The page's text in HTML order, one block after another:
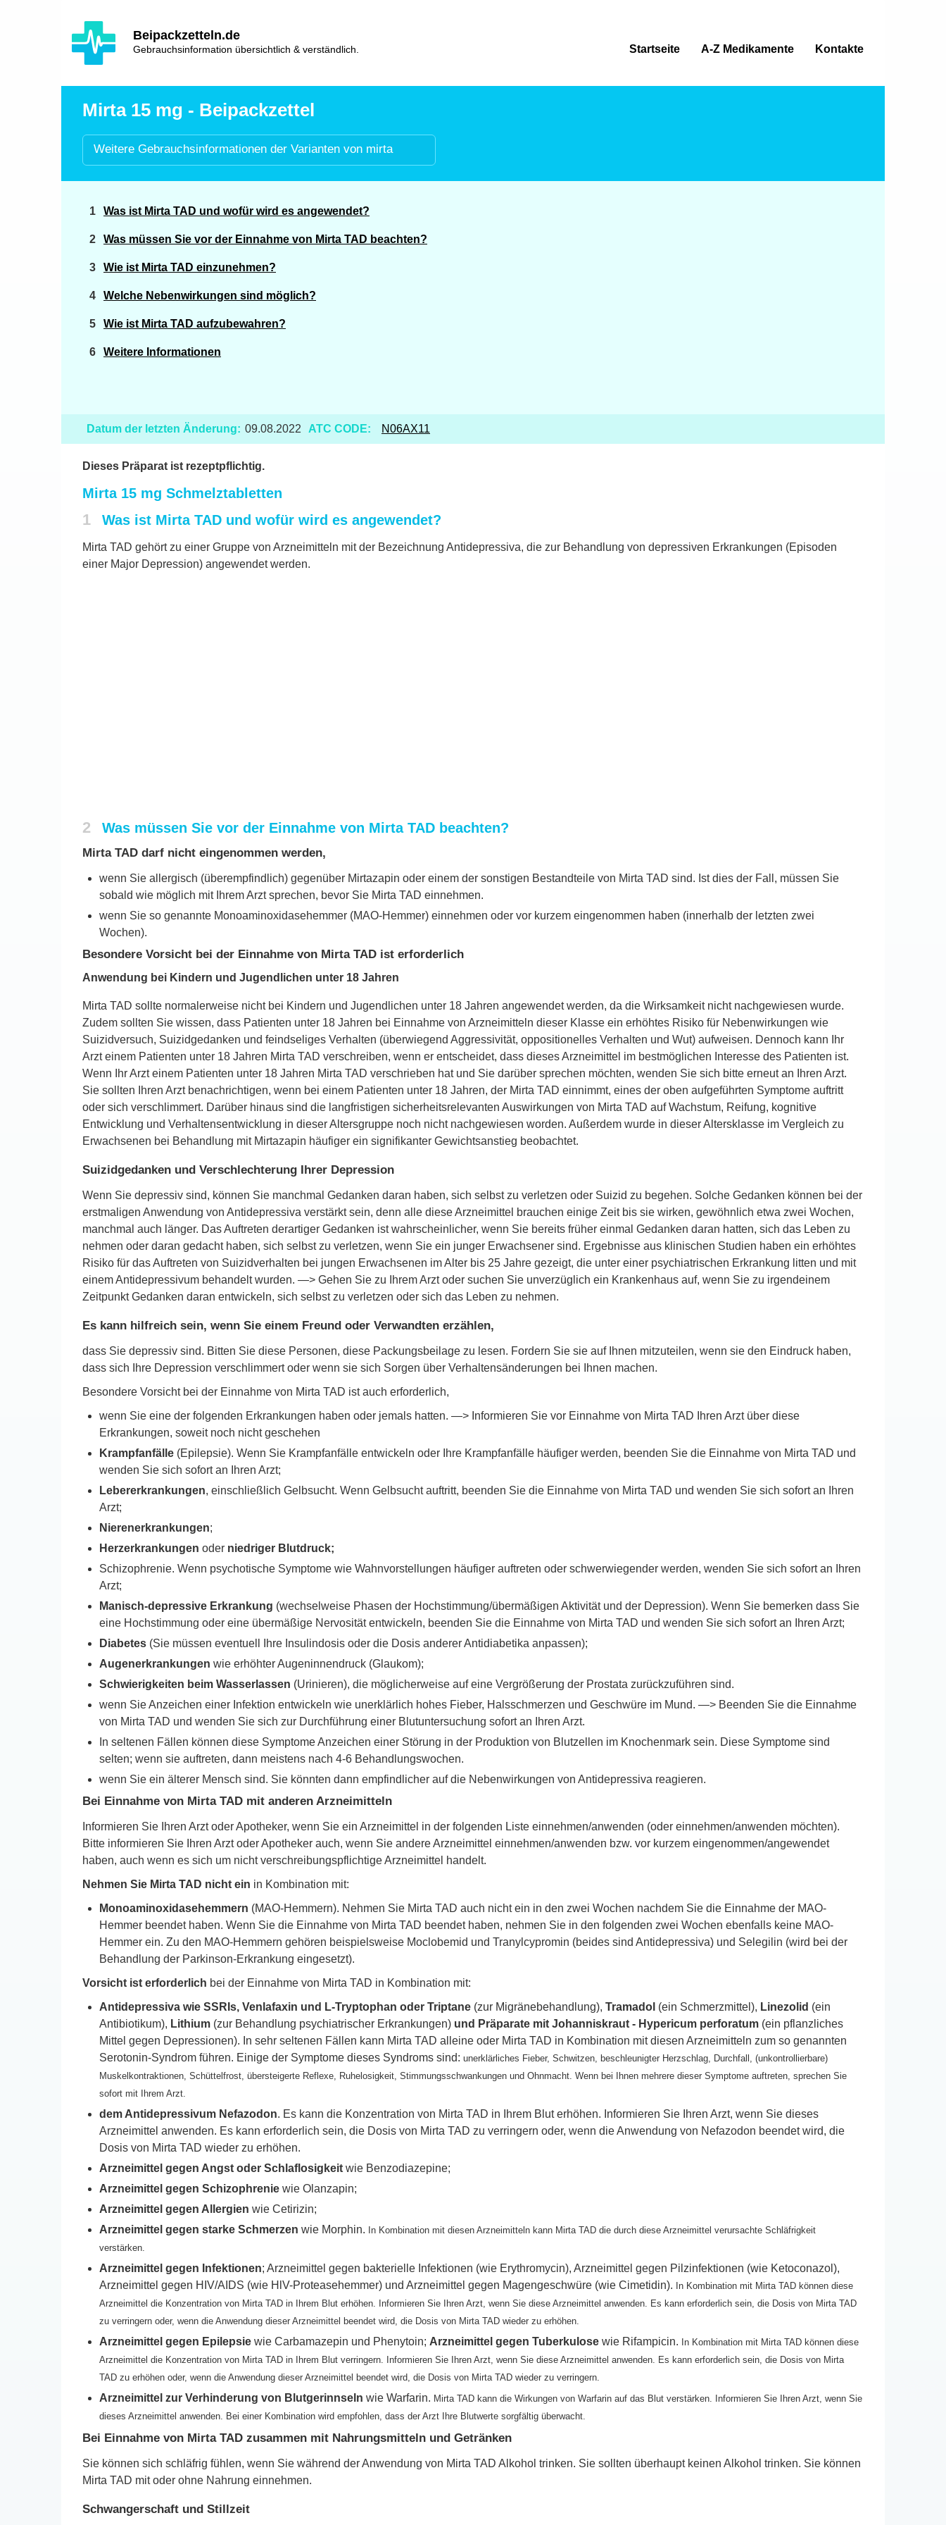
Beipackzetteln.de
Gebrauchsinformation übersichtlich & verständlich.
Hlavní
navigace
Startseite A-Z Medikamente Kontakte
Mirta 15 mg - Beipackzettel
Weitere Gebrauchsinformationen der Varianten von mirta
Was ist Mirta TAD und wofür wird es angewendet?
Was müssen Sie vor der Einnahme von Mirta TAD beachten?
Wie ist Mirta TAD einzunehmen?
Welche Nebenwirkungen sind möglich?
Wie ist Mirta TAD aufzubewahren?
Weitere Informationen
Datum der letzten Änderung: 09.08.2022 ATC CODE: N06AX11
Dieses Präparat ist rezeptpflichtig.
Mirta 15 mg Schmelztabletten
1 Was ist Mirta TAD und wofür wird es angewendet?
Mirta TAD gehört zu einer Gruppe von Arzneimitteln mit der Bezeichnung Antidepressiva, die zur Behandlung von depressiven Erkrankungen (Episoden
einer Major Depression) angewendet werden.
2 Was müssen Sie vor der Einnahme von Mirta TAD beachten?
Mirta TAD darf nicht eingenommen werden,
wenn Sie allergisch (überempfindlich) gegenüber Mirtazapin oder einem der sonstigen Bestandteile von Mirta TAD sind. Ist dies der Fall, müssen Sie
sobald wie möglich mit Ihrem Arzt sprechen, bevor Sie Mirta TAD einnehmen.
wenn Sie so genannte Monoaminoxidasehemmer (MAO-Hemmer) einnehmen oder vor kurzem eingenommen haben (innerhalb der letzten zwei
Wochen).
Besondere Vorsicht bei der Einnahme von Mirta TAD ist erforderlich
Anwendung bei Kindern und Jugendlichen unter 18 Jahren
Mirta TAD sollte normalerweise nicht bei Kindern und Jugendlichen unter 18 Jahren angewendet werden, da die Wirksamkeit nicht nachgewiesen wurde.
Zudem sollten Sie wissen, dass Patienten unter 18 Jahren bei Einnahme von Arzneimitteln dieser Klasse ein erhöhtes Risiko für Nebenwirkungen wie
Suizidversuch, Suizidgedanken und feindseliges Verhalten (überwiegend Aggressivität, oppositionelles Verhalten und Wut) aufweisen. Dennoch kann Ihr
Arzt einem Patienten unter 18 Jahren Mirta TAD verschreiben, wenn er entscheidet, dass dieses Arzneimittel im bestmöglichen Interesse des Patienten ist.
Wenn Ihr Arzt einem Patienten unter 18 Jahren Mirta TAD verschrieben hat und Sie darüber sprechen möchten, wenden Sie sich bitte erneut an Ihren Arzt.
Sie sollten Ihren Arzt benachrichtigen, wenn bei einem Patienten unter 18 Jahren, der Mirta TAD einnimmt, eines der oben aufgeführten Symptome auftritt
oder sich verschlimmert. Darüber hinaus sind die langfristigen sicherheitsrelevanten Auswirkungen von Mirta TAD auf Wachstum, Reifung, kognitive
Entwicklung und Verhaltensentwicklung in dieser Altersgruppe noch nicht nachgewiesen worden. Außerdem wurde in dieser Altersklasse im Vergleich zu
Erwachsenen bei Behandlung mit Mirtazapin häufiger ein signifikanter Gewichtsanstieg beobachtet.
Suizidgedanken und Verschlechterung Ihrer Depression
Wenn Sie depressiv sind, können Sie manchmal Gedanken daran haben, sich selbst zu verletzen oder Suizid zu begehen. Solche Gedanken können bei der
erstmaligen Anwendung von Antidepressiva verstärkt sein, denn alle diese Arzneimittel brauchen einige Zeit bis sie wirken, gewöhnlich etwa zwei Wochen,
manchmal auch länger. Das Auftreten derartiger Gedanken ist wahrscheinlicher, wenn Sie bereits früher einmal Gedanken daran hatten, sich das Leben zu
nehmen oder daran gedacht haben, sich selbst zu verletzen, wenn Sie ein junger Erwachsener sind. Ergebnisse aus klinischen Studien haben ein erhöhtes
Risiko für das Auftreten von Suizidverhalten bei jungen Erwachsenen im Alter bis 25 Jahre gezeigt, die unter einer psychiatrischen Erkrankung litten und mit
einem Antidepressivum behandelt wurden. —> Gehen Sie zu Ihrem Arzt oder suchen Sie unverzüglich ein Krankenhaus auf, wenn Sie zu irgendeinem
Zeitpunkt Gedanken daran entwickeln, sich selbst zu verletzen oder sich das Leben zu nehmen.
Es kann hilfreich sein, wenn Sie einem Freund oder Verwandten erzählen,
dass Sie depressiv sind. Bitten Sie diese Personen, diese Packungsbeilage zu lesen. Fordern Sie sie auf Ihnen mitzuteilen, wenn sie den Eindruck haben,
dass sich Ihre Depression verschlimmert oder wenn sie sich Sorgen über Verhaltensänderungen bei Ihnen machen.
Besondere Vorsicht bei der Einnahme von Mirta TAD ist auch erforderlich,
wenn Sie eine der folgenden Erkrankungen haben oder jemals hatten. —> Informieren Sie vor Einnahme von Mirta TAD Ihren Arzt über diese
Erkrankungen, soweit noch nicht geschehen
Krampfanfälle (Epilepsie). Wenn Sie Krampfanfälle entwickeln oder Ihre Krampfanfälle häufiger werden, beenden Sie die Einnahme von Mirta TAD und
wenden Sie sich sofort an Ihren Arzt;
Lebererkrankungen, einschließlich Gelbsucht. Wenn Gelbsucht auftritt, beenden Sie die Einnahme von Mirta TAD und wenden Sie sich sofort an Ihren
Arzt;
Nierenerkrankungen;
Herzerkrankungen oder niedriger Blutdruck;
Schizophrenie. Wenn psychotische Symptome wie Wahnvorstellungen häufiger auftreten oder schwerwiegender werden, wenden Sie sich sofort an Ihren
Arzt;
Manisch-depressive Erkrankung (wechselweise Phasen der Hochstimmung/übermäßigen Aktivität und der Depression). Wenn Sie bemerken dass Sie
eine Hochstimmung oder eine übermäßige Nervosität entwickeln, beenden Sie die Einnahme von Mirta TAD und wenden Sie sich sofort an Ihren Arzt;
Diabetes (Sie müssen eventuell Ihre Insulindosis oder die Dosis anderer Antidiabetika anpassen);
Augenerkrankungen wie erhöhter Augeninnendruck (Glaukom);
Schwierigkeiten beim Wasserlassen (Urinieren), die möglicherweise auf eine Vergrößerung der Prostata zurückzuführen sind.
wenn Sie Anzeichen einer Infektion entwickeln wie unerklärlich hohes Fieber, Halsschmerzen und Geschwüre im Mund. —> Beenden Sie die Einnahme
von Mirta TAD und wenden Sie sich zur Durchführung einer Blutuntersuchung sofort an Ihren Arzt.
In seltenen Fällen können diese Symptome Anzeichen einer Störung in der Produktion von Blutzellen im Knochenmark sein. Diese Symptome sind
selten; wenn sie auftreten, dann meistens nach 4-6 Behandlungswochen.
wenn Sie ein älterer Mensch sind. Sie könnten dann empfindlicher auf die Nebenwirkungen von Antidepressiva reagieren.
Bei Einnahme von Mirta TAD mit anderen Arzneimitteln
Informieren Sie Ihren Arzt oder Apotheker, wenn Sie ein Arzneimittel in der folgenden Liste einnehmen/anwenden (oder einnehmen/anwenden möchten).
Bitte informieren Sie Ihren Arzt oder Apotheker auch, wenn Sie andere Arzneimittel einnehmen/anwenden bzw. vor kurzem eingenommen/angewendet
haben, auch wenn es sich um nicht verschreibungspflichtige Arzneimittel handelt.
Nehmen Sie Mirta TAD nicht ein in Kombination mit:
Monoaminoxidasehemmern (MAO-Hemmern). Nehmen Sie Mirta TAD auch nicht ein in den zwei Wochen nachdem Sie die Einnahme der MAO-
Hemmer beendet haben. Wenn Sie die Einnahme von Mirta TAD beendet haben, nehmen Sie in den folgenden zwei Wochen ebenfalls keine MAO-
Hemmer ein. Zu den MAO-Hemmern gehören beispielsweise Moclobemid und Tranylcypromin (beides sind Antidepressiva) und Selegilin (wird bei der
Behandlung der Parkinson-Erkrankung eingesetzt).
Vorsicht ist erforderlich bei der Einnahme von Mirta TAD in Kombination mit:
Antidepressiva wie SSRIs, Venlafaxin und L-Tryptophan oder Triptane (zur Migränebehandlung), Tramadol (ein Schmerzmittel), Linezolid (ein
Antibiotikum), Lithium (zur Behandlung psychiatrischer Erkrankungen) und Präparate mit Johanniskraut - Hypericum perforatum (ein pflanzliches
Mittel gegen Depressionen). In sehr seltenen Fällen kann Mirta TAD alleine oder Mirta TAD in Kombination mit diesen Arzneimitteln zum so genannten
Serotonin-Syndrom führen. Einige der Symptome dieses Syndroms sind: unerklärliches Fieber, Schwitzen, beschleunigter Herzschlag, Durchfall, (unkontrollierbare)
Muskelkontraktionen, Schüttelfrost, übersteigerte Reflexe, Ruhelosigkeit, Stimmungsschwankungen und Ohnmacht. Wenn bei Ihnen mehrere dieser Symptome auftreten, sprechen Sie
sofort mit Ihrem Arzt.
dem Antidepressivum Nefazodon. Es kann die Konzentration von Mirta TAD in Ihrem Blut erhöhen. Informieren Sie Ihren Arzt, wenn Sie dieses
Arzneimittel anwenden. Es kann erforderlich sein, die Dosis von Mirta TAD zu verringern oder, wenn die Anwendung von Nefazodon beendet wird, die
Dosis von Mirta TAD wieder zu erhöhen.
Arzneimittel gegen Angst oder Schlaflosigkeit wie Benzodiazepine;
Arzneimittel gegen Schizophrenie wie Olanzapin;
Arzneimittel gegen Allergien wie Cetirizin;
Arzneimittel gegen starke Schmerzen wie Morphin. In Kombination mit diesen Arzneimitteln kann Mirta TAD die durch diese Arzneimittel verursachte Schläfrigkeit
verstärken.
Arzneimittel gegen Infektionen; Arzneimittel gegen bakterielle Infektionen (wie Erythromycin), Arzneimittel gegen Pilzinfektionen (wie Ketoconazol),
Arzneimittel gegen HIV/AIDS (wie HlV-Proteasehemmer) und Arzneimittel gegen Magengeschwüre (wie Cimetidin). In Kombination mit Mirta TAD können diese
Arzneimittel die Konzentration von Mirta TAD in Ihrem Blut erhöhen. Informieren Sie Ihren Arzt, wenn Sie diese Arzneimittel anwenden. Es kann erforderlich sein, die Dosis von Mirta TAD
zu verringern oder, wenn die Anwendung dieser Arzneimittel beendet wird, die Dosis von Mirta TAD wieder zu erhöhen.
Arzneimittel gegen Epilepsie wie Carbamazepin und Phenytoin; Arzneimittel gegen Tuberkulose wie Rifampicin. In Kombination mit Mirta TAD können diese
Arzneimittel die Konzentration von Mirta TAD in Ihrem Blut verringern. Informieren Sie Ihren Arzt, wenn Sie diese Arzneimittel anwenden. Es kann erforderlich sein, die Dosis von Mirta
TAD zu erhöhen oder, wenn die Anwendung dieser Arzneimittel beendet wird, die Dosis von Mirta TAD wieder zu verringern.
Arzneimittel zur Verhinderung von Blutgerinnseln wie Warfarin. Mirta TAD kann die Wirkungen von Warfarin auf das Blut verstärken. Informieren Sie Ihren Arzt, wenn Sie
dieses Arzneimittel anwenden. Bei einer Kombination wird empfohlen, dass der Arzt Ihre Blutwerte sorgfältig überwacht.
Bei Einnahme von Mirta TAD zusammen mit Nahrungsmitteln und Getränken
Sie können sich schläfrig fühlen, wenn Sie während der Anwendung von Mirta TAD Alkohol trinken. Sie sollten überhaupt keinen Alkohol trinken. Sie können
Mirta TAD mit oder ohne Nahrung einnehmen.
Schwangerschaft und Stillzeit